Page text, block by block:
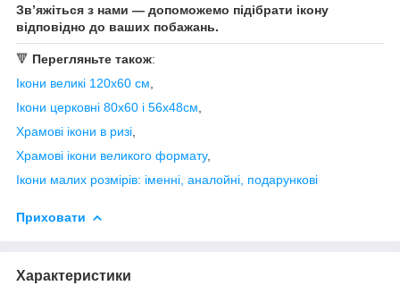
Зв’яжіться з нами — допоможемо підібрати ікону
відповідно до ваших побажань.
🔻 Перегляньте також:
Ікони великі 120х60 см
Ікони церковні 80х60 і 56х48см
Храмові ікони в ризі
Храмові ікони великого формату,
Ікони малих розмірів: іменні, аналойні, подарункові
Приховати
Характеристики